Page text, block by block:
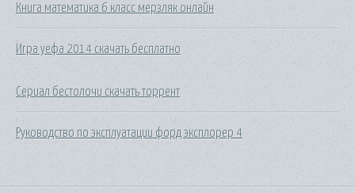
Книга математика 6 класс мерзляк онлайн
Игра уефа 2014 скачать бесплатно
Сериал бестолочи скачать торрент
Руководство по эксплуатации форд эксплорер 4